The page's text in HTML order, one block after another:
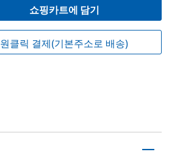
쇼핑카트에 담기
원클릭 결제(기본주소로 배송)